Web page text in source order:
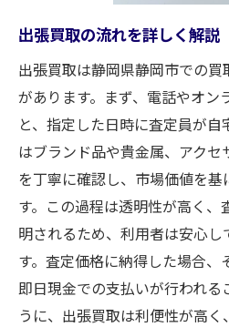
出張買取を利用する
地域密着の買取サービス
取体験談
地元ならではの買取
静岡市の地域特性に
地域密着だからこそ
買取サービス利用者の
安心して利用できる
地域貢献を目指した
静岡市で買取を快適に！
も安心
出張買取の流れを詳しく解説
出張買取は静岡県静岡市での
があります。まず、電話やオン
と、指定した日時に査定員が自
はブランド品や貴金属、アク
を丁寧に確認し、市場価値を
す。この過程は透明性が高く
明されるため、利用者は安心
す。査定価格に納得した場合、
即日現金での支払いが行われる
うに、出張買取は利便性が高